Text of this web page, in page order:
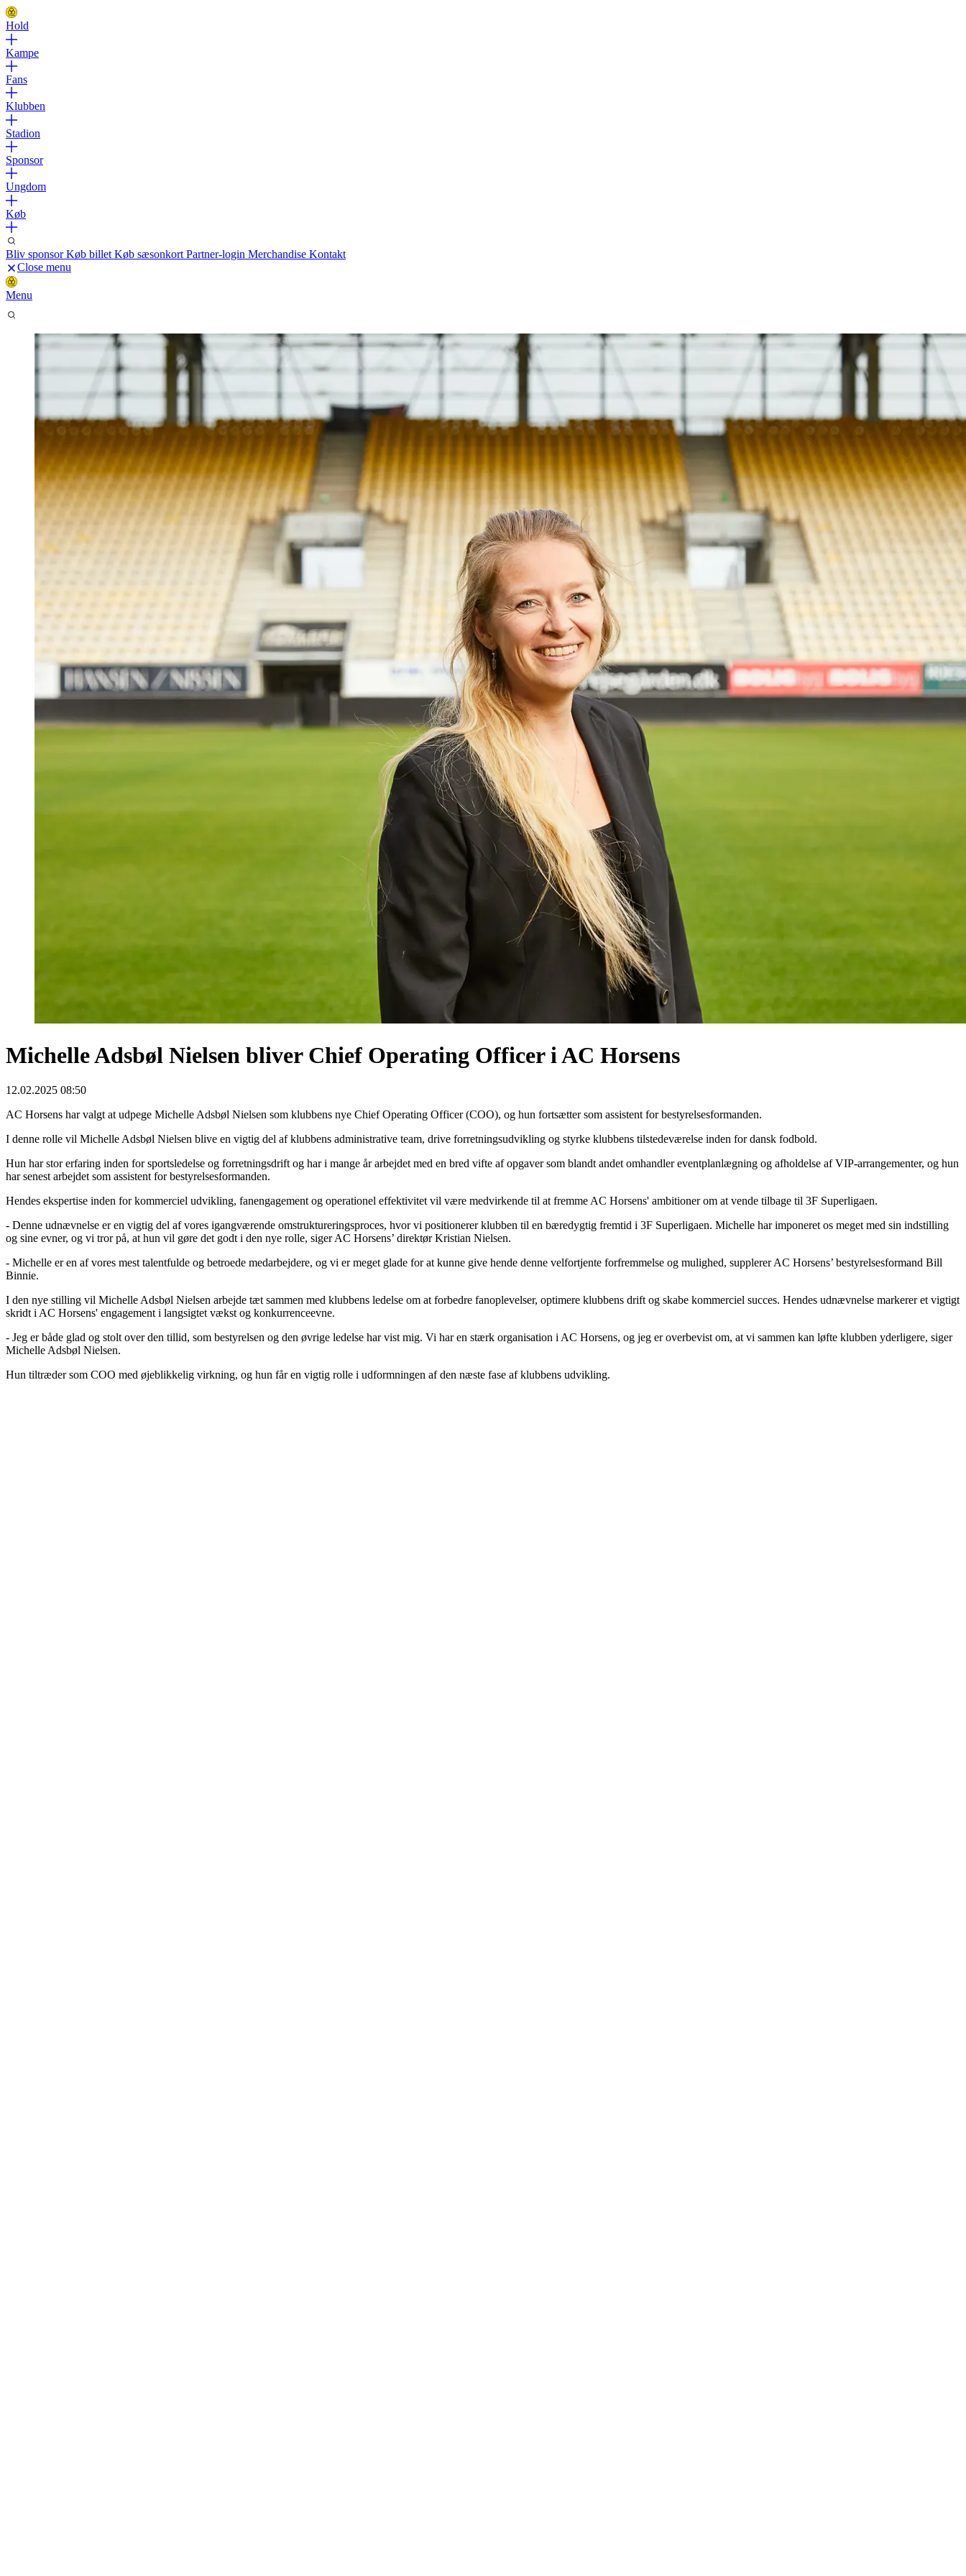
Hold
Kampe
Fans
Klubben
Stadion
Sponsor
Ungdom
Køb
Bliv sponsorKøb billet Køb sæsonkort Partner-login Merchandise Kontakt
Close menu
Menu
Michelle Adsbøl Nielsen bliver Chief Operating Officer i AC Horsens
12.02.2025 08:50
AC Horsens har valgt at udpege Michelle Adsbøl Nielsen som klubbens nye Chief Operating Officer (COO), og hun fortsætter som assistent for bestyrelsesformanden.
I denne rolle vil Michelle Adsbøl Nielsen blive en vigtig del af klubbens administrative team, drive forretningsudvikling og styrke klubbens tilstedeværelse inden for dansk fodbold.
Hun har stor erfaring inden for sportsledelse og forretningsdrift og har i mange år arbejdet med en bred vifte af opgaver som blandt andet omhandler eventplanlægning og afholdelse af VIP-arrangementer, og hun
har senest arbejdet som assistent for bestyrelsesformanden.
Hendes ekspertise inden for kommerciel udvikling, fanengagement og operationel effektivitet vil være medvirkende til at fremme AC Horsens' ambitioner om at vende tilbage til 3F Superligaen.
- Denne udnævnelse er en vigtig del af vores igangværende omstruktureringsproces, hvor vi positionerer klubben til en bæredygtig fremtid i 3F Superligaen. Michelle har imponeret os meget med sin indstilling
og sine evner, og vi tror på, at hun vil gøre det godt i den nye rolle, siger AC Horsens’ direktør Kristian Nielsen.
- Michelle er en af vores mest talentfulde og betroede medarbejdere, og vi er meget glade for at kunne give hende denne velfortjente forfremmelse og mulighed, supplerer AC Horsens’ bestyrelsesformand Bill
Binnie.
I den nye stilling vil Michelle Adsbøl Nielsen arbejde tæt sammen med klubbens ledelse om at forbedre fanoplevelser, optimere klubbens drift og skabe kommerciel succes. Hendes udnævnelse markerer et vigtigt
skridt i AC Horsens' engagement i langsigtet vækst og konkurrenceevne.
- Jeg er både glad og stolt over den tillid, som bestyrelsen og den øvrige ledelse har vist mig. Vi har en stærk organisation i AC Horsens, og jeg er overbevist om, at vi sammen kan løfte klubben yderligere, siger
Michelle Adsbøl Nielsen.
Hun tiltræder som COO med øjeblikkelig virkning, og hun får en vigtig rolle i udformningen af den næste fase af klubbens udvikling.